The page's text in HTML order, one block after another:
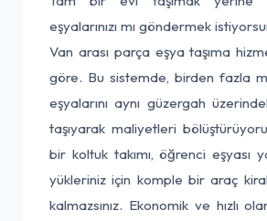
eşyalarınızı mı göndermek
Van arası parça eşya taşıma
göre. Bu sistemde, birden fazla
eşyalarını aynı güzergah
taşıyarak maliyetleri
bir koltuk takımı, öğrenci eşyası
yükleriniz için komple bir araç
kalmazsınız. Ekonomik ve hızlı